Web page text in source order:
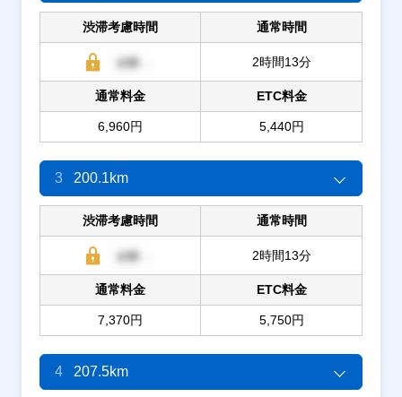
渋滞考慮時間 通常時間
2時間13分
通常料金
6,960円
ETC料金
5,440円
3 200.1km
渋滞考慮時間 通常時間
2時間13分
通常料金
7,370円
ETC料金
5,750円
4 207.5km